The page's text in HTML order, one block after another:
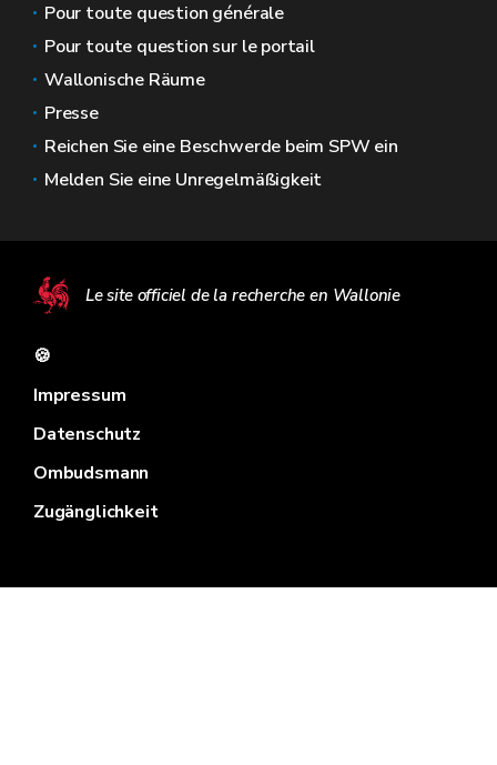
Pour toute question générale
Pour toute question sur le portail
Wallonische Räume
Presse
Reichen Sie eine Beschwerde beim SPW ein
Melden Sie eine Unregelmäßigkeit
Le site officiel de la recherche en Wallonie
🍪
Impressum
Datenschutz
Ombudsmann
Zugänglichkeit